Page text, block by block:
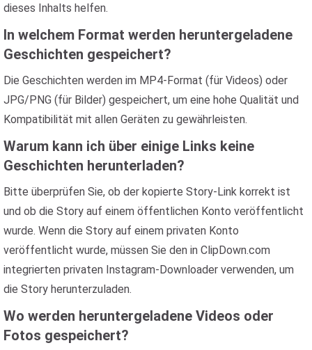
dieses Inhalts helfen.
In welchem ​​Format werden heruntergeladene
Geschichten gespeichert?
Die Geschichten werden im MP4-Format (für Videos) oder
JPG/PNG (für Bilder) gespeichert, um eine hohe Qualität und
Kompatibilität mit allen Geräten zu gewährleisten.
Warum kann ich über einige Links keine
Geschichten herunterladen?
Bitte überprüfen Sie, ob der kopierte Story-Link korrekt ist
und ob die Story auf einem öffentlichen Konto veröffentlicht
wurde. Wenn die Story auf einem privaten Konto
veröffentlicht wurde, müssen Sie den in ClipDown.com
integrierten privaten Instagram-Downloader verwenden, um
die Story herunterzuladen.
Wo werden heruntergeladene Videos oder
Fotos gespeichert?